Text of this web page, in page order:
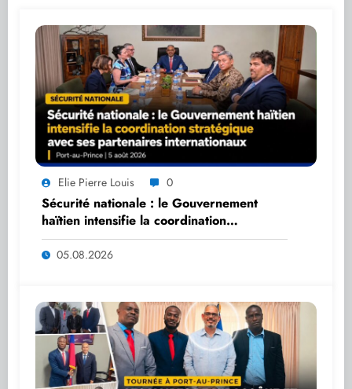
Elie Pierre Louis 0
Sécurité nationale : le Gouvernement
haïtien intensifie la coordination
stratégique avec ses partenaires
internationaux
05.08.2026